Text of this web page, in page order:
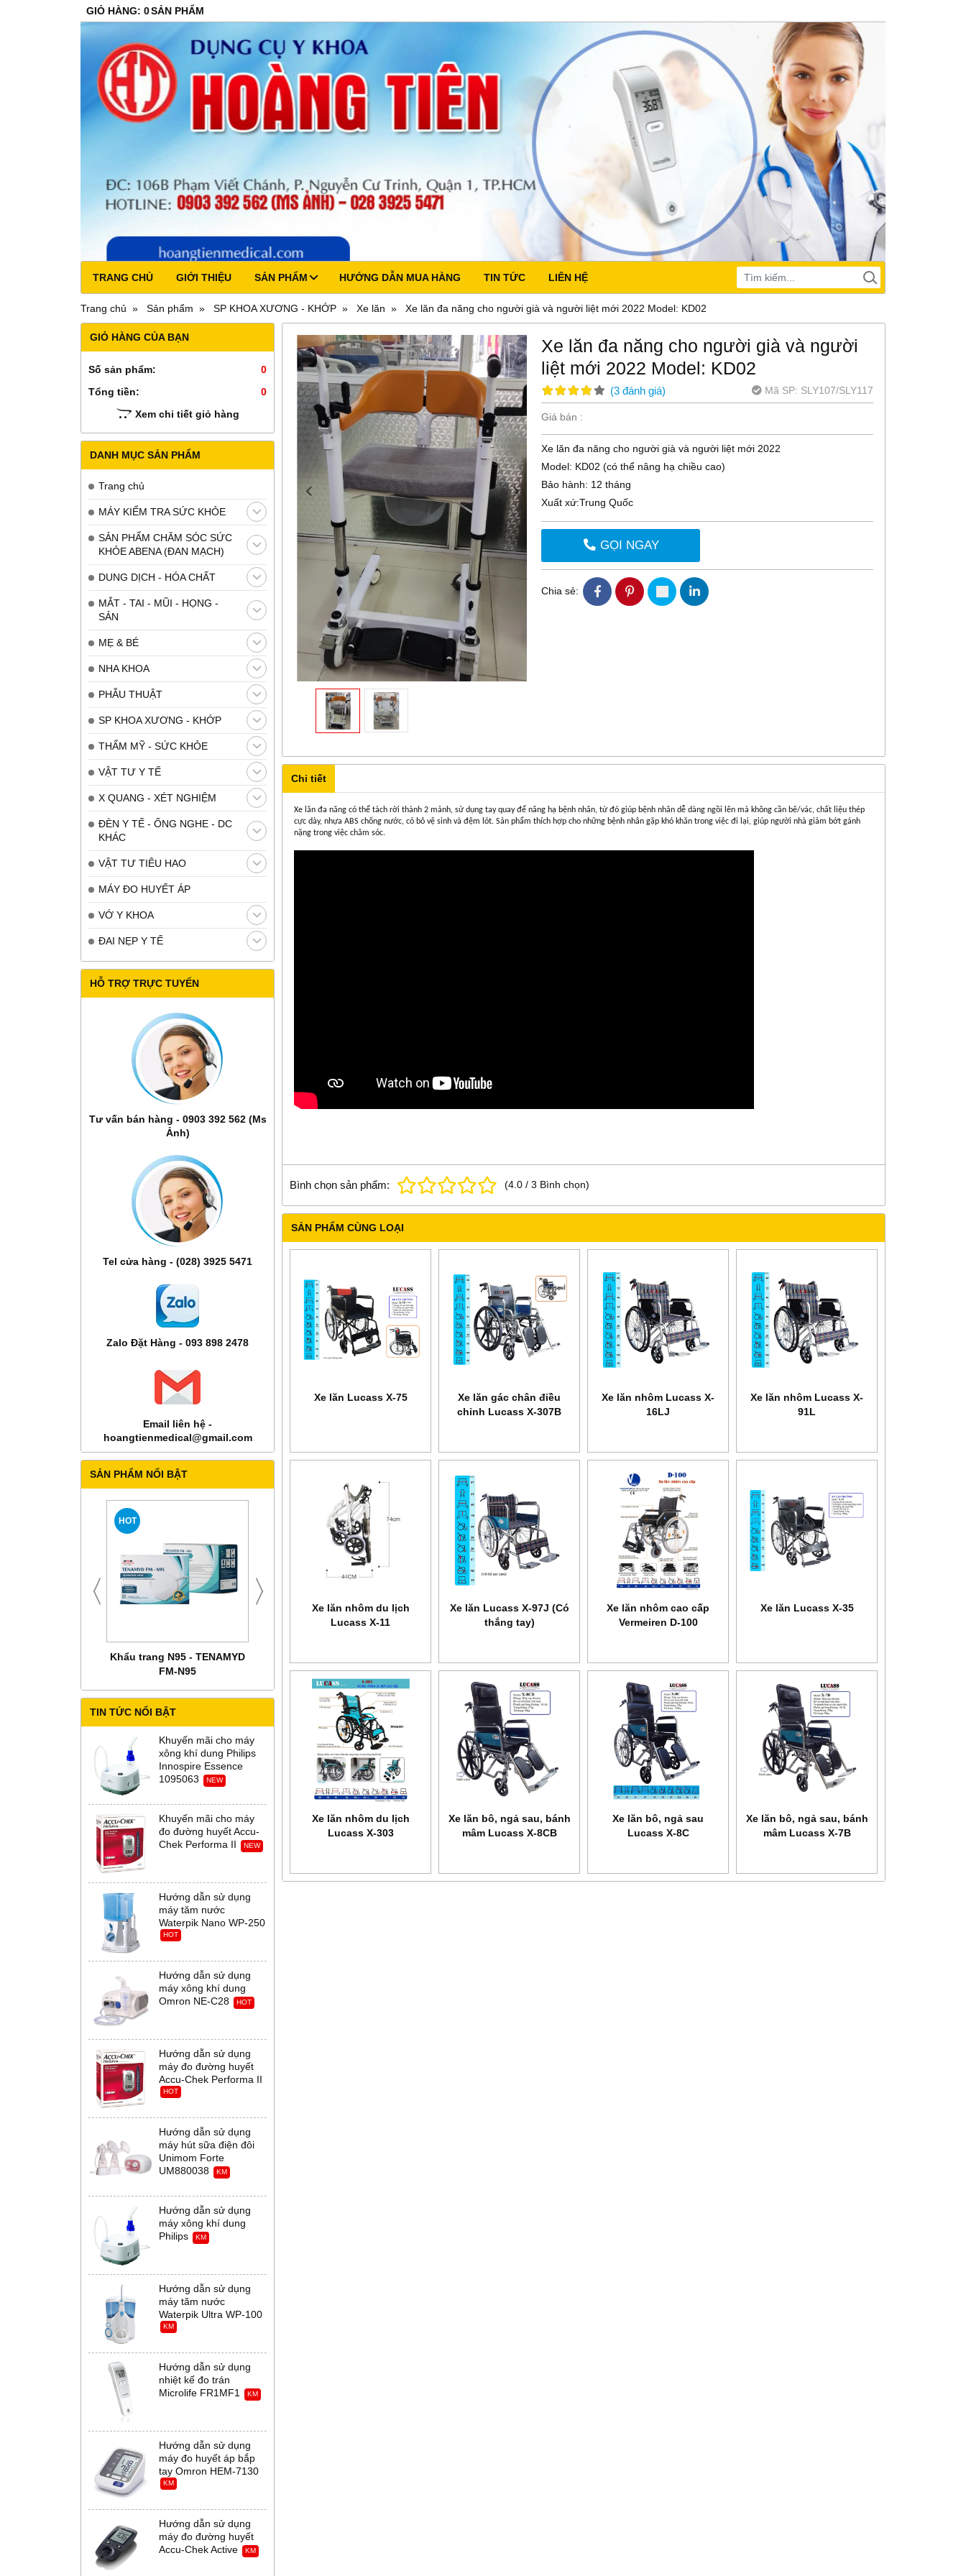
GIỎ HÀNG: 0SẢN PHẨM
TRANG CHỦ GIỚI THIỆU SẢN PHẨM HƯỚNG DẪN MUA HÀNG TIN TỨC LIÊN HỆ
Trang chủ Sản phẩm SP KHOA XƯƠNG - KHỚP Xe lăn Xe lăn đa năng cho người già và người liệt mới 2022 Model: KD02
GIỎ HÀNG CỦA BẠN
Số sản phẩm:
0
Tổng tiền:
0
Xem chi tiết giỏ hàng
DANH MỤC SẢN PHẨM
Trang chủ
MÁY KIỂM TRA SỨC KHỎE
SẢN PHẨM CHĂM SÓC SỨC
KHỎE ABENA (ĐAN MẠCH)
DUNG DỊCH - HÓA CHẤT
MẮT - TAI - MŨI - HỌNG -
SẢN
MẸ & BÉ
NHA KHOA
PHẪU THUẬT
SP KHOA XƯƠNG - KHỚP
THẨM MỸ - SỨC KHỎE
VẬT TƯ Y TẾ
X QUANG - XÉT NGHIỆM
ĐÈN Y TẾ - ỐNG NGHE - DC
KHÁC
VẬT TƯ TIÊU HAO
MÁY ĐO HUYẾT ÁP
VỚ Y KHOA
ĐAI NẸP Y TẾ
HỖ TRỢ TRỰC TUYẾN
Tư vấn bán hàng - 0903 392 562 (Ms
Ảnh)
Tel cửa hàng - (028) 3925 5471
Zalo Đặt Hàng - 093 898 2478
Email liên hệ -
hoangtienmedical@gmail.com
SẢN PHẨM NỔI BẬT
HOT
Khẩu trang N95 - TENAMYD
FM-N95
Thời Thanh Bình
ASFA
VIS 01
SANITY AP 2717 PRO
NEW
NEB 200
TIN TỨC NỔI BẬT
Khuyến mãi cho máy
xông khí dung Philips
Innospire Essence
1095063
NEW
Khuyến mãi cho máy
đo đường huyết Accu-
Chek Performa II
NEW
Hướng dẫn sử dụng
máy tăm nước
Waterpik Nano WP-250
HOT
Hướng dẫn sử dụng
máy xông khí dung
Omron NE-C28
HOT
Hướng dẫn sử dụng
máy đo đường huyết
Accu-Chek Performa II
HOT
Hướng dẫn sử dụng
máy hút sữa điện đôi
Unimom Forte
UM880038
KM
Hướng dẫn sử dụng
máy xông khí dung
Philips
KM
Hướng dẫn sử dụng
máy tăm nước
Waterpik Ultra WP-100
KM
Hướng dẫn sử dụng
nhiệt kế đo trán
Microlife FR1MF1
KM
Hướng dẫn sử dụng
máy đo huyết áp bắp
tay Omron HEM-7130
KM
Hướng dẫn sử dụng
máy đo đường huyết
Accu-Chek Active
KM
Xe lăn đa năng cho người già và người
liệt mới 2022 Model: KD02
(3đánh giá) Mã SP: SLY107/SLY117
Giá bán :
Xe lăn đa năng cho người già và người liệt mới 2022
Model: KD02 (có thể nâng hạ chiều cao)
Bảo hành: 12 tháng
Xuất xứ:Trung Quốc
GỌI NGAY
Chia sẻ:
Chi tiết
Xe lăn đa năng có thể tách rời thành 2 mảnh, sử dụng tay quay để nâng hạ bệnh nhân, từ đó giúp bệnh nhân dễ dàng ngồi lên mà không cần bê/vác, chất liệu thép
cực dày, nhựa ABS chống nước, có bô vệ sinh và đệm lót. Sản phẩm thích hợp cho những bệnh nhân gặp khó khăn trong việc đi lại, giúp người nhà giảm bớt gánh
nặng trong việc chăm sóc.
Bình chọn sản phẩm: (4.0 / 3 Bình chọn)
SẢN PHẨM CÙNG LOẠI
Xe lăn Lucass X-75
Xe lăn gác chân điều
chỉnh Lucass X-307B
Xe lăn nhôm Lucass X-
16LJ
Xe lăn nhôm Lucass X-
91L
Xe lăn nhôm du lịch
Lucass X-11
Xe lăn Lucass X-97J (Có
thắng tay)
Xe lăn nhôm cao cấp
Vermeiren D-100
Xe lăn Lucass X-35
Xe lăn nhôm du lịch
Lucass X-303
Xe lăn bô, ngả sau, bánh
mâm Lucass X-8CB
Xe lăn bô, ngả sau
Lucass X-8C
Xe lăn bô, ngả sau, bánh
mâm Lucass X-7B